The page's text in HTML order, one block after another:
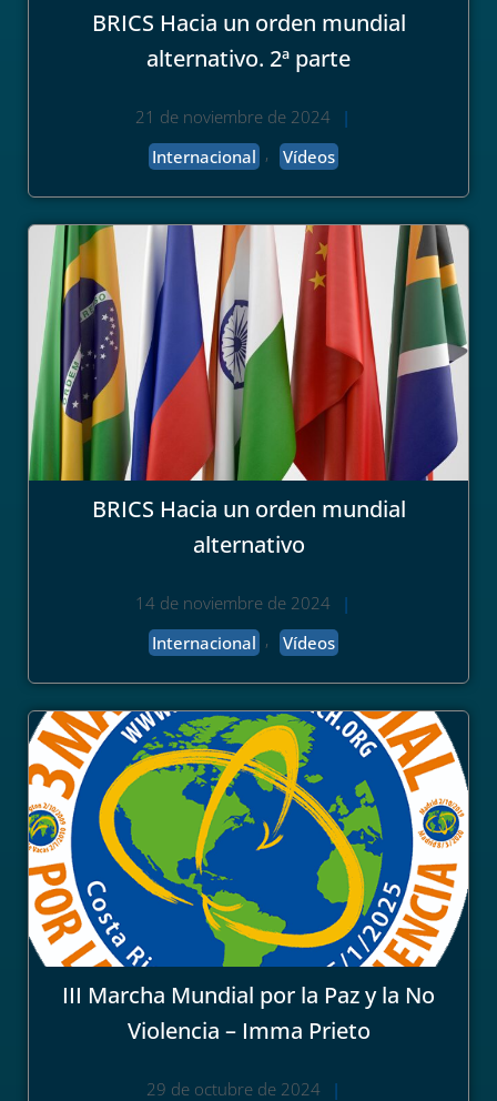
BRICS Hacia un orden mundial
alternativo. 2ª parte
21 de noviembre de 2024
|
Internacional , Vídeos
BRICS Hacia un orden mundial
alternativo
14 de noviembre de 2024
|
Internacional , Vídeos
III Marcha Mundial por la Paz y la No
Violencia – Imma Prieto
29 de octubre de 2024
|